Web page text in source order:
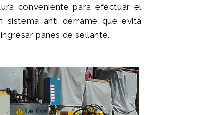
conveniente para efectuar el
sistema anti derrame que evita
panes de sellante.